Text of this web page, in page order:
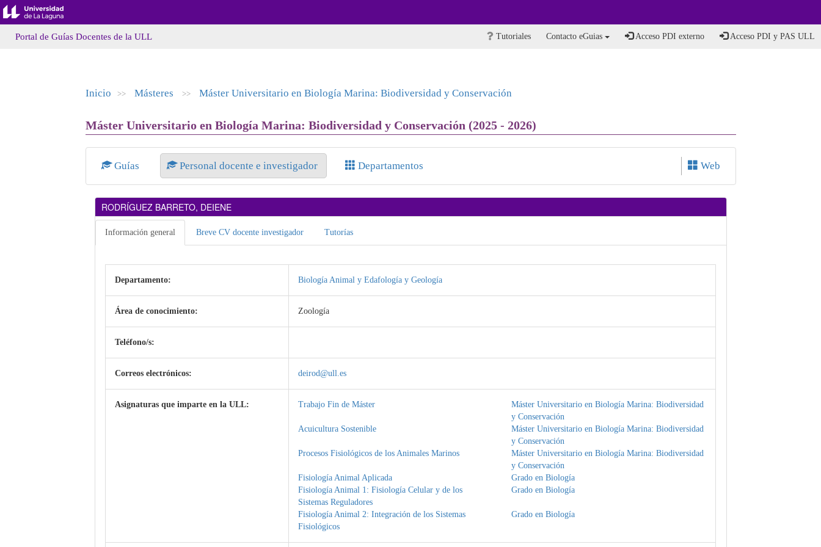
Portal de Guías Docentes de la ULL Tutoriales Contacto eGuias Acceso PDI externo Acceso PDI y PAS ULL
Inicio >> Másteres >> Máster Universitario en Biología Marina: Biodiversidad y Conservación
Máster Universitario en Biología Marina: Biodiversidad y Conservación (2025 - 2026)
Guías Personal docente e investigador Departamentos Web
RODRÍGUEZ BARRETO, DEIENE
Información general Breve CV docente investigador Tutorías
Departamento: Biología Animal y Edafología y Geología
Área de conocimiento: Zoología
Teléfono/s:
Correos electrónicos: deirod@ull.es
Asignaturas que imparte en la ULL: Trabajo Fin de Máster
Máster Universitario en Biología Marina: Biodiversidad
y Conservación
Acuicultura Sostenible
Máster Universitario en Biología Marina: Biodiversidad
y Conservación
Procesos Fisiológicos de los Animales Marinos
Máster Universitario en Biología Marina: Biodiversidad
y Conservación
Fisiología Animal Aplicada
Grado en Biología
Fisiología Animal 1: Fisiología Celular y de los
Sistemas Reguladores
Grado en Biología
Fisiología Animal 2: Integración de los Sistemas
Fisiológicos
Grado en Biología